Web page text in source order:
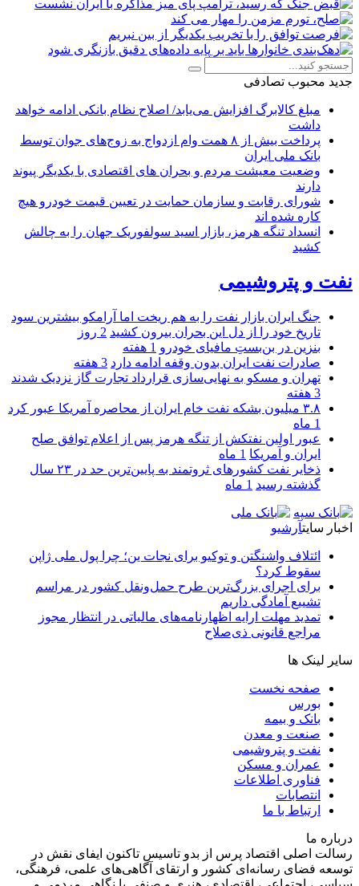
جدید محبوب تصادفی
مبلغ کالابرگ افزایش می‌یابد/ اصلاح نظام بانکی ادامه خواهد
داشت
پرداخت بیش از ۸ همت وام ازدواج به زوج‌های جوان توسط
بانک ملی ایران
وضعیت معیشت مردم و بحران های اقتصادی با یکدیگر پیوند
دارند
شورای رقابت و سازمان حمایت در تعیین قیمت خودرو هیچ
کاره شده اند
انسداد تنگه هرمز، بازار اسید سولفوریک جهان را به چالش
کشید
نفت و پتروشیمی
جنگ ایران بازار نفت را به هم ریخت اما آرامکو بیشترین سود
تاریخ خود را از دل این بحران بیرون کشید 2 روز
بنزین در بن‌بستِ مافیای خودرو 1 هفته
صادرات نفت ایران بدون وقفه ادامه دارد 3 هفته
تهران و مسکو به نهایی‌سازی قرارداد تجارت گاز نزدیک شدند
3 هفته
۳.۸ میلیون بشکه نفت خام ایران از محاصره آمریکا عبور کرد
1 ماه
عبور اولین نفتکش از تنگه هرمز پس از اعلام توافق صلح
ایران و آمریکا 1 ماه
ذخایر نفت کشورهای ثروتمند به پایین‌ترین حد در ۲۳ سال
گذشته رسید 1 ماه
اخبار سایتآرشیو
ائتلاف واشنگتن و توکیو برای نجات ین؛ چرا پول ملی ژاپن
سقوط کرد؟
برای اجرای بزرگ‌ترین طرح حمل‌ونقل کشور در مراسم
تشییع آمادگی داریم
تمدید مهلت ارایه اظهارنامه‌های مالیاتی در انتظار مجوز
مراجع قانونی ذی‌‏صلاح
سایر لینک ها
صفحه نخست
بورس
بانک و بیمه
صنعت و معدن
نفت و پتروشیمی
عمران و مسکن
فناوری اطلاعات
انتصابات
ارتباط با ما
درباره ما
رسالت اصلی اقتصاد پرس از بدو تاسیس تاکنون ایفای نقش در
توسعه فضای رسانه‌ای کشور و ارتقای آگاهی‌های علمی، فرهنگی،